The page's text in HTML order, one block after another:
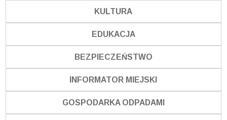
KULTURA
EDUKACJA
BEZPIECZEŃSTWO
INFORMATOR MIEJSKI
GOSPODARKA ODPADAMI